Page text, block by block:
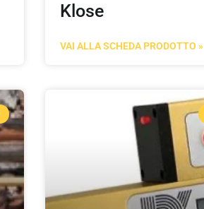
Klose
VAI ALLA SCHEDA PRODOTTO »